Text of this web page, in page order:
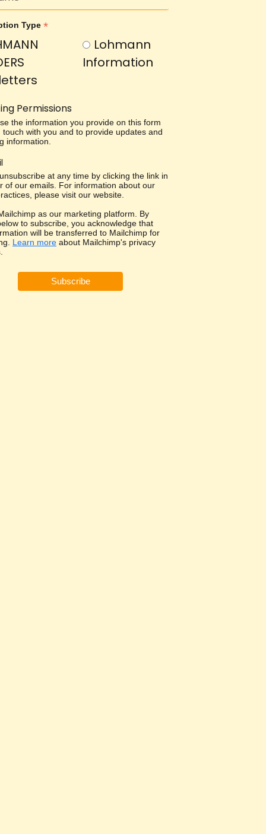
Type *
Lohmann
Information
Permissions
the information you provide on this form
touch with you and to provide updates and
information.
at any time by clicking the link in
of our emails. For information about our
please visit our website.
as our marketing platform. By
to subscribe, you acknowledge that
will be transferred to Mailchimp for
Learn more about Mailchimp's privacy